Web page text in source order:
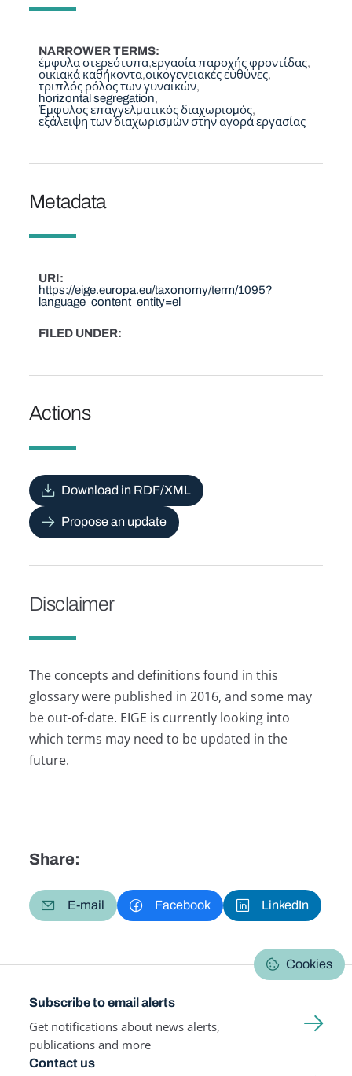
NARROWER TERMS
έμφυλα στερεότυπα εργασία παροχής φροντίδας
οικιακά καθήκοντα οικογενειακές ευθύνες
τριπλός ρόλος των γυναικών
horizontal segregation
Έμφυλος επαγγελματικός διαχωρισμός
εξάλειψη των διαχωρισμών στην αγορά εργασίας
Metadata
URI
https://eige.europa.eu/taxonomy/term/1095?
language_content_entity=el
FILED UNDER
Actions
Download in RDF/XML
Propose an update
Disclaimer
The concepts and definitions found in this
glossary were published in 2016, and some may
be out-of-date. EIGE is currently looking into
which terms may need to be updated in the
future.
Share:
E-mail Facebook LinkedIn
Cookies
Subscribe to email alerts
Get notifications about news alerts,
publications and more
Contact us